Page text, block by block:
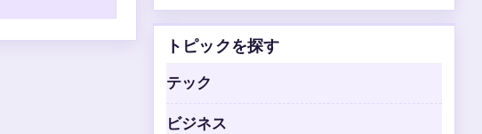
トピックを探す
テック
ビジネス